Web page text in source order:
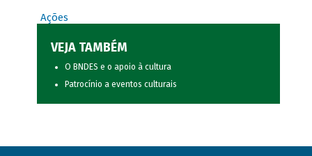
Ações
VEJA TAMBÉM
O BNDES e o apoio à cultura
Patrocínio a eventos culturais